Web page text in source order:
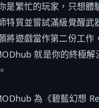
是繁忙的玩家，只想體
特質並嘗試滿級覺醒武
將遊戲當作第二份工作
就是你的終極解
為《碧藍幻想